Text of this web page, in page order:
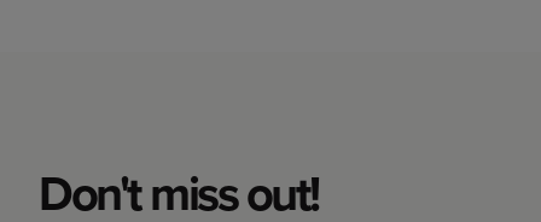
Don't miss out!